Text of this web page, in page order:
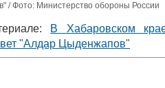
/ Фото: Министерство обороны России
В Хабаровском
"Алдар Цыденжапов"